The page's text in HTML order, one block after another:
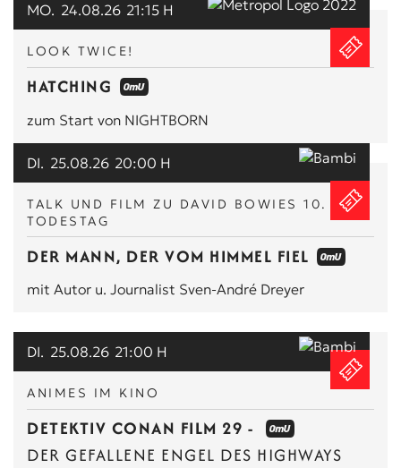
LOOK TWICE!
HATCHING
zum Start von NIGHTBORN
MO. 24.08.26 21:15 H
TALK UND FILM ZU DAVID BOWIES 10.
TODESTAG
DER MANN, DER VOM HIMMEL FIEL
mit Autor u. Journalist Sven-André Dreyer
DI. 25.08.26 20:00 H
ANIMES IM KINO
DETEKTIV CONAN FILM 29 -
DER GEFALLENE ENGEL DES HIGHWAYS
DI. 25.08.26 21:00 H